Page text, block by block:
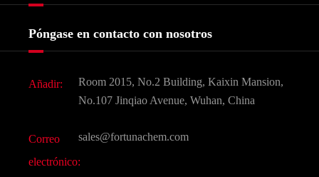
Agroquímicos e intermedios
Ingredientes Cosméticos
Sabores y fragancias
CAS químico
Todos los productos químicos finos
Historia de la empresa
Preguntas frecuentes (FAQ)
Póngase en contacto con nosotros
Añadir:
Room 2015, No.2 Building, Kaixin Mansion,
No.107 Jinqiao Avenue, Wuhan, China
Correo
electrónico:
sales@fortunachem.com